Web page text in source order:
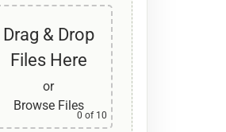
Drag & Drop
Files Here
or
Browse Files
0 of 10